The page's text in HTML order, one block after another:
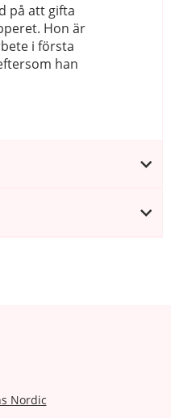
på att gifta
Hon är
i första
han
Nordic